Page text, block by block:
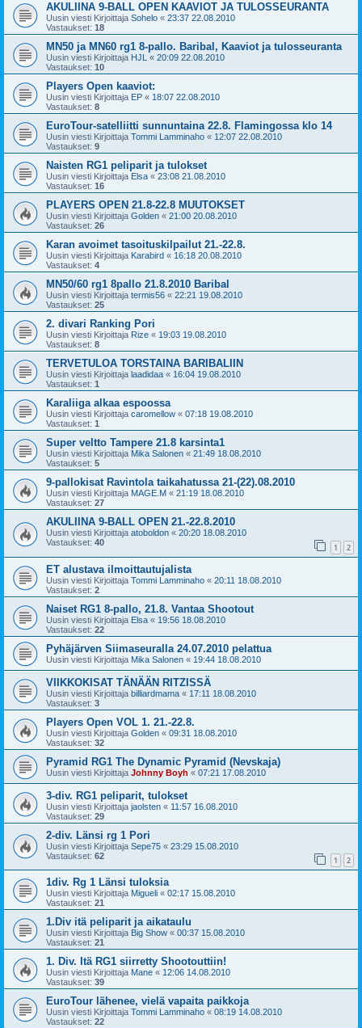
AKULIINA 9-BALL OPEN KAAVIOT JA TULOSSEURANTA
Uusin viesti Kirjoittaja Sohelo « 23:37 22.08.2010
Vastaukset: 18
MN50 ja MN60 rg1 8-pallo. Baribal, Kaaviot ja tulosseuranta
Uusin viesti Kirjoittaja HJL « 20:09 22.08.2010
Vastaukset: 10
Players Open kaaviot:
Uusin viesti Kirjoittaja EP « 18:07 22.08.2010
Vastaukset: 8
EuroTour-satelliitti sunnuntaina 22.8. Flamingossa klo 14
Uusin viesti Kirjoittaja Tommi Lamminaho « 12:07 22.08.2010
Vastaukset: 9
Naisten RG1 peliparit ja tulokset
Uusin viesti Kirjoittaja Elsa « 23:08 21.08.2010
Vastaukset: 16
PLAYERS OPEN 21.8-22.8 MUUTOKSET
Uusin viesti Kirjoittaja Golden « 21:00 20.08.2010
Vastaukset: 26
Karan avoimet tasoituskilpailut 21.-22.8.
Uusin viesti Kirjoittaja Karabird « 16:18 20.08.2010
Vastaukset: 4
MN50/60 rg1 8pallo 21.8.2010 Baribal
Uusin viesti Kirjoittaja termis56 « 22:21 19.08.2010
Vastaukset: 25
2. divari Ranking Pori
Uusin viesti Kirjoittaja Rize « 19:03 19.08.2010
Vastaukset: 8
TERVETULOA TORSTAINA BARIBALIIN
Uusin viesti Kirjoittaja laadidaa « 16:04 19.08.2010
Vastaukset: 1
Karaliiga alkaa espoossa
Uusin viesti Kirjoittaja caromellow « 07:18 19.08.2010
Vastaukset: 1
Super veltto Tampere 21.8 karsinta1
Uusin viesti Kirjoittaja Mika Salonen « 21:49 18.08.2010
Vastaukset: 5
9-pallokisat Ravintola taikahatussa 21-(22).08.2010
Uusin viesti Kirjoittaja MAGE.M « 21:19 18.08.2010
Vastaukset: 27
AKULIINA 9-BALL OPEN 21.-22.8.2010
Uusin viesti Kirjoittaja atoboldon « 20:20 18.08.2010
Vastaukset: 40 1 2
ET alustava ilmoittautujalista
Uusin viesti Kirjoittaja Tommi Lamminaho « 20:11 18.08.2010
Vastaukset: 2
Naiset RG1 8-pallo, 21.8. Vantaa Shootout
Uusin viesti Kirjoittaja Elsa « 19:56 18.08.2010
Vastaukset: 22
Pyhäjärven Siimaseuralla 24.07.2010 pelattua
Uusin viesti Kirjoittaja Mika Salonen « 19:44 18.08.2010
VIIKKOKISAT TÄNÄÄN RITZISSÄ
Uusin viesti Kirjoittaja billiardmama « 17:11 18.08.2010
Vastaukset: 3
Players Open VOL 1. 21.-22.8.
Uusin viesti Kirjoittaja Golden « 09:31 18.08.2010
Vastaukset: 32
Pyramid RG1 The Dynamic Pyramid (Nevskaja)
Uusin viesti Kirjoittaja Johnny Boyh « 07:21 17.08.2010
3-div. RG1 peliparit, tulokset
Uusin viesti Kirjoittaja jaolsten « 11:57 16.08.2010
Vastaukset: 29
2-div. Länsi rg 1 Pori
Uusin viesti Kirjoittaja Sepe75 « 23:29 15.08.2010
Vastaukset: 62 1 2
1div. Rg 1 Länsi tuloksia
Uusin viesti Kirjoittaja Migueli « 02:17 15.08.2010
Vastaukset: 21
1.Div itä peliparit ja aikataulu
Uusin viesti Kirjoittaja Big Show « 00:37 15.08.2010
Vastaukset: 21
1. Div. Itä RG1 siirretty Shootouttiin!
Uusin viesti Kirjoittaja Mane « 12:06 14.08.2010
Vastaukset: 39
EuroTour lähenee, vielä vapaita paikkoja
Uusin viesti Kirjoittaja Tommi Lamminaho « 08:19 14.08.2010
Vastaukset: 22